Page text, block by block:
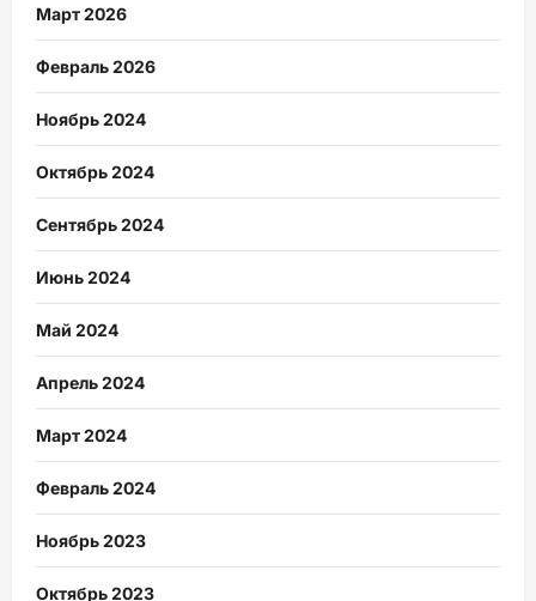
Март 2026
Февраль 2026
Ноябрь 2024
Октябрь 2024
Сентябрь 2024
Июнь 2024
Май 2024
Апрель 2024
Март 2024
Февраль 2024
Ноябрь 2023
Октябрь 2023